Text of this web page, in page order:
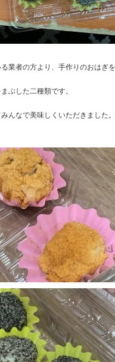
業者の方より、手作りのおはぎを
ぶした二種類です。
んなで美味しくいただきました